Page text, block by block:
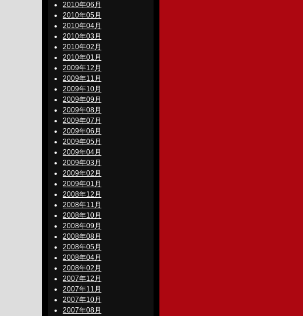
2010年06月
2010年05月
2010年04月
2010年03月
2010年02月
2010年01月
2009年12月
2009年11月
2009年10月
2009年09月
2009年08月
2009年07月
2009年06月
2009年05月
2009年04月
2009年03月
2009年02月
2009年01月
2008年12月
2008年11月
2008年10月
2008年09月
2008年08月
2008年05月
2008年04月
2008年02月
2007年12月
2007年11月
2007年10月
2007年08月